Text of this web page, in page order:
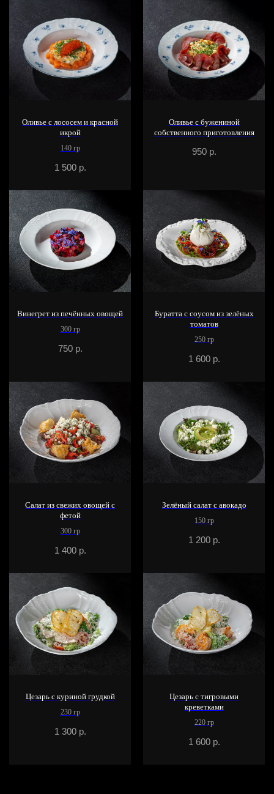
Оливье с лососем и красной
икрой
140 гр
1 500 р.
Оливье с бужениной
собственного приготовления
950 р.
Винегрет из печённых овощей
300 гр
750 р.
Буратта с соусом из зелёных
томатов
250 гр
1 600 р.
Салат из свежих овощей с
фетой
300 гр
1 400 р.
Зелёный салат с авокадо
150 гр
1 200 р.
Цезарь с куриной грудкой
230 гр
1 300 р.
Цезарь с тигровыми
креветками
220 гр
1 600 р.